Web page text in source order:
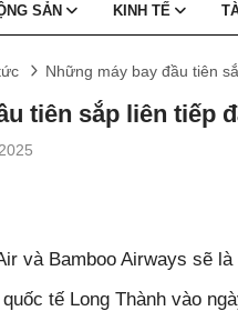
SẢN KINH TẾ
Những máy bay đầu tiên
tiên sắp liên tiếp
và Bamboo Airways sẽ
tế Long Thành vào